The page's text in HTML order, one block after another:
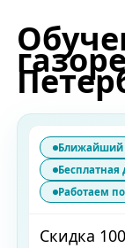
Ближайший
Бесплатная
Работаем
Скидка